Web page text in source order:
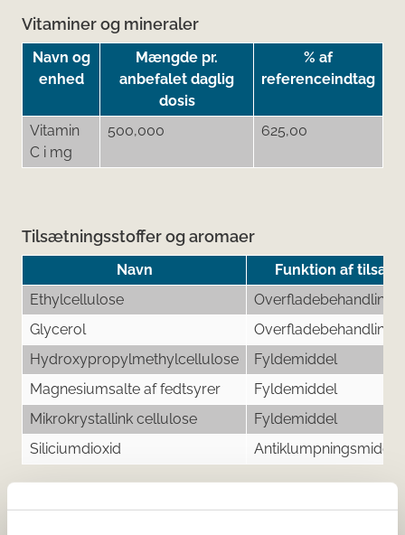
Vitaminer og mineraler
Navn og
enhed
Mængde pr.
anbefalet daglig
dosis
% af
referenceindtag
Vitamin
C i mg
500,000 625,00
Tilsætningsstoffer og aromaer
Navn
Funktion af
Ethylcellulose
Glycerol
Hydroxypropylmethylcellulose
Fyldemiddel
Magnesiumsalte af fedtsyrer
Fyldemiddel
Mikrokrystallink cellulose
Fyldemiddel
Siliciumdioxid
Antiklumpningsmiddel